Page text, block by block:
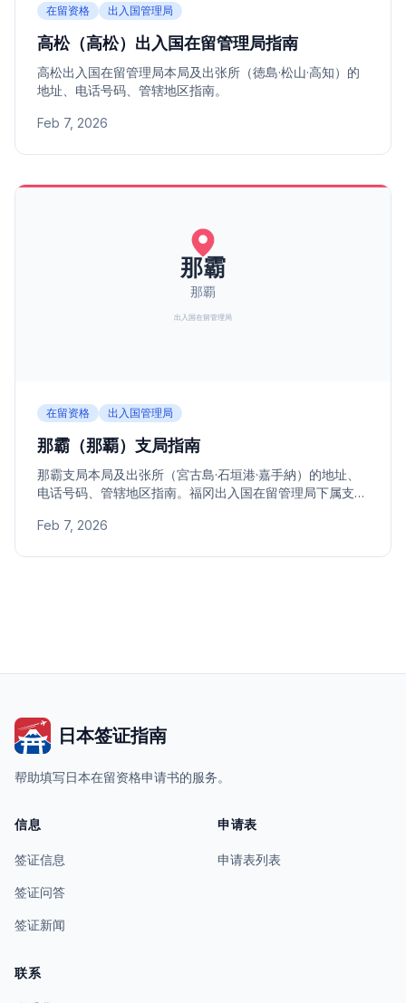
在留资格 出入国管理局
高松（高松）出入国在留管理局指南
高松出入国在留管理局本局及出张所（徳島·松山·高知）的
地址、电话号码、管辖地区指南。
Feb 7, 2026
在留资格 出入国管理局
那霸（那覇）支局指南
那霸支局本局及出张所（宮古島·石垣港·嘉手納）的地址、
电话号码、管辖地区指南。福冈出入国在留管理局下属支
Feb 7, 2026
日本签证指南
帮助填写日本在留资格申请书的服务。
信息
签证信息
签证问答
签证新闻
申请表
申请表列表
联系